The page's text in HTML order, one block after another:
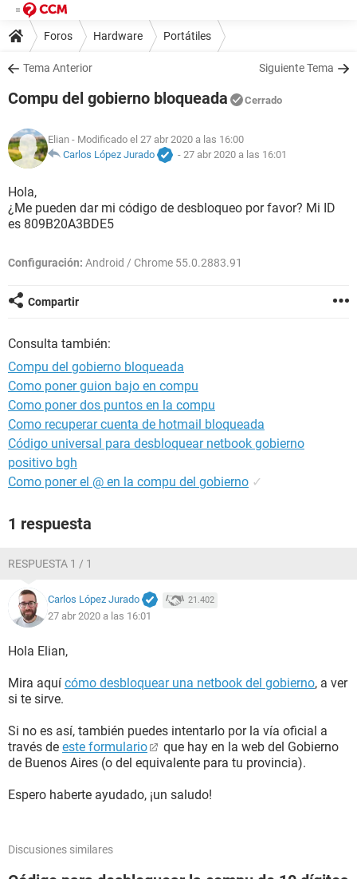
Foros Hardware Portátiles
Tema Anterior Siguiente Tema
Compu del gobierno bloqueada Cerrado
Elian - Modificado el 27 abr 2020 a las 16:00
Carlos López Jurado
- 27 abr 2020 a las 16:01
Hola,
¿Me pueden dar mi código de desbloqueo por favor? Mi ID
es 809B20A3BDE5
Configuración: Android / Chrome 55.0.2883.91
Compartir
Consulta también:
Compu del gobierno bloqueada
Como poner guion bajo en compu
Como poner dos puntos en la compu
Como recuperar cuenta de hotmail bloqueada
Código universal para desbloquear netbook gobierno
positivo bgh
Como poner el @ en la compu del gobierno ✓
1 respuesta
RESPUESTA 1 / 1
Carlos López Jurado 21.402
27 abr 2020 a las 16:01
Hola Elian,
Mira aquí cómo desbloquear una netbook del gobierno, a ver
si te sirve.
Si no es así, también puedes intentarlo por la vía oficial a
través de este formulario
que hay en la web del Gobierno
de Buenos Aires (o del equivalente para tu provincia).
Espero haberte ayudado, ¡un saludo!
Discusiones similares